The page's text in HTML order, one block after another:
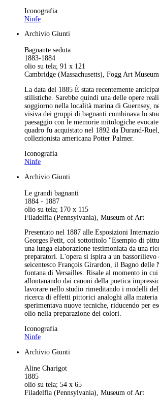
Iconografia
Ninfe
Archivio Giunti
Bagnante seduta
1883-1884
olio su tela; 91 x 121
Cambridge (Massachusetts), Fogg Art Museum
La data del 1885 È stata recentemente
stilistiche. Sarebbe quindi una delle opere
soggiorno nella località marina di Guernsey,
visiva dei gruppi di bagnanti combinava lo
paesaggio con le memorie mitologiche
quadro fu acquistato nel 1892 da Durand-
collezionista americana Potter Palmer.
Iconografia
Ninfe
Archivio Giunti
Le grandi bagnanti
1884 - 1887
olio su tela; 170 x 115
Filadelfia (Pennsylvania), Museum of Art
Presentato nel 1887 alle Esposizioni
Georges Petit, col sottotitolo "Esempio di
una lunga elaborazione testimoniata da una
preparatori. L'opera si ispira a un bassorilievo
seicentesco François Girardon, il Bagno delle
fontana di Versailles. Risale al momento in
allontanando dai canoni della poetica
lavorare nello studio rimeditando i modelli
ricerca di effetti pittorici analoghi alla materia
sperimentava nuove tecniche, riducendo per
olio nella preparazione dei colori.
Iconografia
Ninfe
Archivio Giunti
Aline Charigot
1885
olio su tela; 54 x 65
Filadelfia (Pennsylvania), Museum of Art